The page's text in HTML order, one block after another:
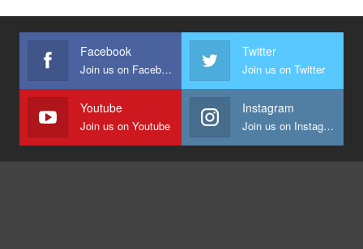
Facebook
Join us on Facebook
Twitter
Join us on Twitter
Youtube
Join us on Youtube
Instagram
Join us on Instagram